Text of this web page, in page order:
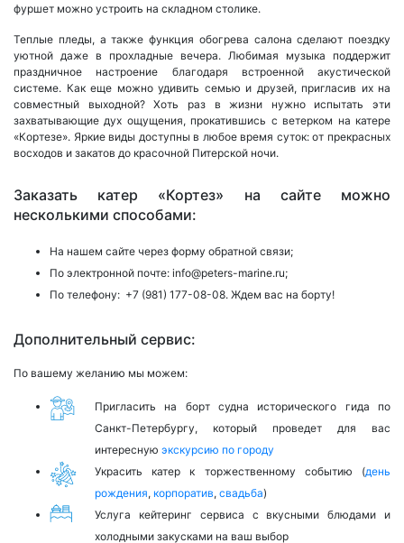
фуршет можно устроить на складном столике.
Теплые пледы, а также функция обогрева салона сделают поездку
уютной даже в прохладные вечера. Любимая музыка поддержит
праздничное настроение благодаря встроенной акустической
системе. Как еще можно удивить семью и друзей, пригласив их на
совместный выходной? Хоть раз в жизни нужно испытать эти
захватывающие дух ощущения, прокатившись с ветерком на катере
«Кортезе». Яркие виды доступны в любое время суток: от прекрасных
восходов и закатов до красочной Питерской ночи.
Заказать катер «Кортез» на сайте можно
несколькими способами:
На нашем сайте через форму обратной связи;
По электронной почте: info@peters-marine.ru;
По телефону: +7 (981) 177-08-08. Ждем вас на борту!
Дополнительный сервис:
По вашему желанию мы можем:
Пригласить на борт судна исторического гида по
Санкт-Петербургу, который проведет для вас
интересную экскурсию по городу
Украсить катер к торжественному событию (день
рождения, корпоратив, свадьба)
Услуга кейтеринг сервиса с вкусными блюдами и
холодными закусками на ваш выбор